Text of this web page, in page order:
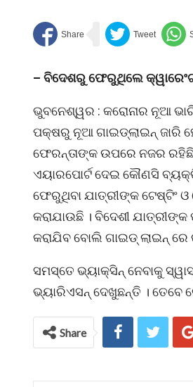
– ବିଦେଶରୁ ଫେରୁଥିଲେ
ଭୁବନେଶ୍ୱର : କରୋନାର ନୂଆ
ପକ୍ଷରୁ ନୂଆ ଗାଇଡ୍ଲାଇନ୍ ଜାରି
ଫେରନ୍ତାଙ୍କ ଉପରେ ନଜର ରହିଛି
ଏୟାରପୋର୍ଟ ଦେଇ କୌଣସି
ଫେରୁଥିବା ଯାତ୍ରୀଙ୍କ ଟେଷ୍ଟିଂ
କରାଯାଉଛି । ବିଦେଶୀ
କରାଯିବ ବୋଲି ଗାଇଡ୍ ଲାଇନ୍
ସମସ୍ତେ ଭ୍ୟାକ୍ସିନ୍ ନେବାକୁ
ଭ୍ୟାରିଏସନ୍ ଦେଖୁଛନ୍ତି । ତେବେ
Share